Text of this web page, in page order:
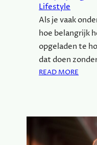
R
E
G
N
:
W
Lifestyle
Als je vaak
hoe belangrijk
opgeladen te
dat doen
READ MORE
R
G